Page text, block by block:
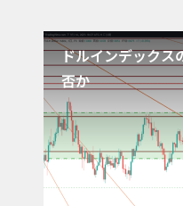
ドルインデックス
否か